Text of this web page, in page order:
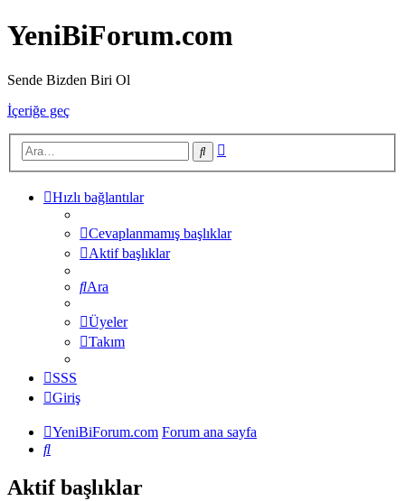
YeniBiForum.com
Sende Bizden Biri Ol
İçeriğe geç
Ara
Hızlı bağlantılar
Cevaplanmamış başlıklar
Aktif başlıklar
Ara
Üyeler
Takım
SSS
Giriş
YeniBiForum.com Forum ana sayfa
Ara
Aktif başlıklar